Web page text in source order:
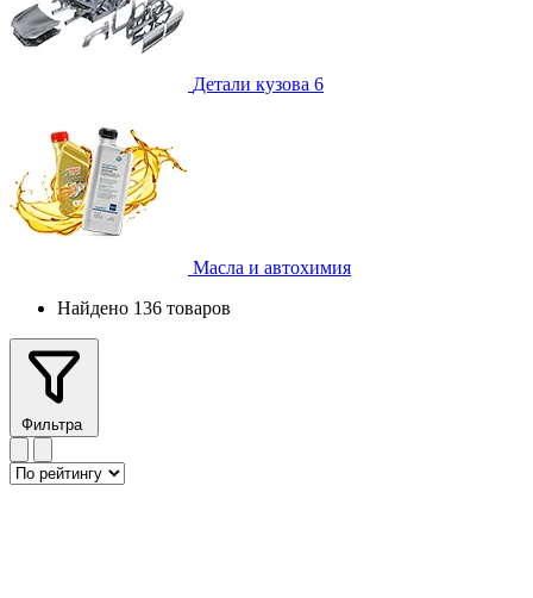
Детали кузова 6
Масла и автохимия
Найдено 136 товаров
Фильтра